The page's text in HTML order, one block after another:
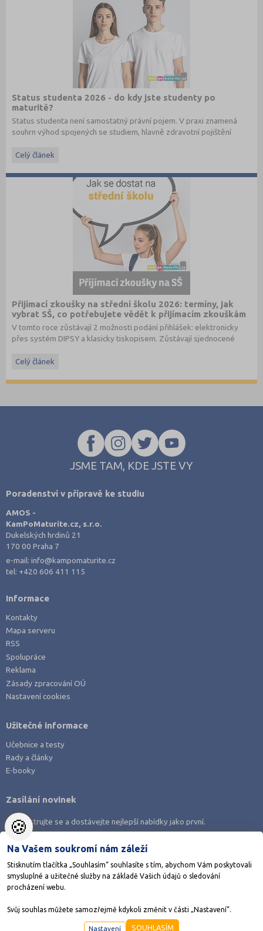
Status studenta 2026 - do kdy jste studenty po
maturitě?
Status studenta není samostatný právní pojem. V praxi znamená
souhrn výhod spojených se studiem, hlavně zdravotní pojištění
Celý článek
Přijímací zkoušky na střední školu 2026: termíny, jak
vybrat SŠ, co potřebujete vědět k přijímacím zkouškám
V tomto roce zůstávají 2 možnosti podání přihlášek: elektronicky
přes systém DIPSY a klasicky tiskopisem. Zůstávají sjednocené
zkoušky. Stále je možné podat až 3 přihlášky pro maturitní obory
zkouškou v 1. a 2. kole. V systému DIPSY jsou k dispozici informace
naleznete nově také nawww.StredniSkoly.comu jednotlivých škol
studium v nematuritním oboru.
Celý článek
JSME TAM, KDE JSTE VY
Poradenství v přípravě ke studiu
AMOS -
KamPoMaturite.cz, s.r.o.
Dukelských hrdinů 21
170 00 Praha 7
e-mail:info@kampomaturite.cz
tel: +420 606 411 115
Informace
Kontakty
Mapa serveru
RSS
Spolupráce
Reklama
Zásady zpracování OÚ
Nastavení cookies
Stáhněte si aplikaci Adresář škol
Užitečné informace
Učebnice a testy
Rady a články
E-booky
Zasílání novinek
Zaregistrujte se a dostávejte nejlepší nabídky jako první.
AMOS KamPoMaturite.cz, s.r.o., stránky vytvořilo
🍪
Na Vašem soukromí nám záleží
Stisknutím tlačítka „Souhlasím“ souhlasíte s tím, abychom Vám poskytovali
smysluplné a užitečné služby na základě Vašich údajů o sledování
procházení webu.
Svůj souhlas můžete samozřejmě kdykoli změnit v části „Nastavení“.
Nastavení SOUHLASÍM